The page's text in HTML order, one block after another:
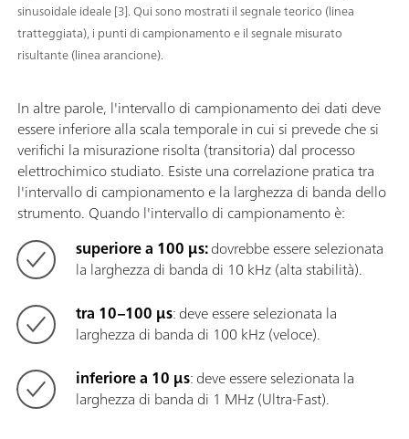
sinusoidale ideale [3]. Qui sono mostrati il segnale teorico (linea
tratteggiata), i punti di campionamento e il segnale misurato
risultante (linea arancione).
In altre parole, l'intervallo di campionamento dei dati deve
essere inferiore alla scala temporale in cui si prevede che si
verifichi la misurazione risolta (transitoria) dal processo
elettrochimico studiato. Esiste una correlazione pratica tra
l'intervallo di campionamento e la larghezza di banda dello
strumento. Quando l'intervallo di campionamento è:
superiore a 100 μs:dovrebbe essere selezionata
la larghezza di banda di 10 kHz (alta stabilità).
tra 10–100 μs: deve essere selezionata la
larghezza di banda di 100 kHz (veloce).
inferiore a 10 μs: deve essere selezionata la
larghezza di banda di 1 MHz (Ultra-Fast).